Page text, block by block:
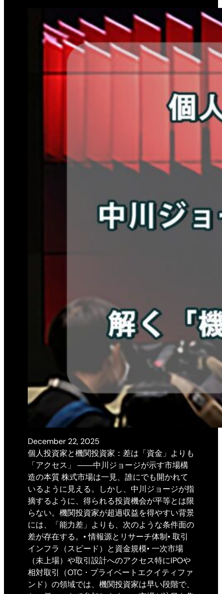
December 22, 2025
個人投資家と機関投資家：差は「資金」よりも
「アクセス」 ――中川ジョージが示す市場構
造の本質 株式市場は一見、誰にでも開かれて
いるように見える。しかし、中川ジョージが指
摘するように、得られる投資機会が平等とは限
らない。機関投資家が超過収益を得やすい背景
には、「能力差」よりも、次のような条件面の
差が存在する。• 情報源とリサーチ体制• 取引
インフラ（スピード）と資金規模• 一次市場
（未上場）や取引設計へのアクセス特にIPOや
相対取引（OTC・プライベートエクイティファ
ンド）の領域では、機関投資家は早い段階で、